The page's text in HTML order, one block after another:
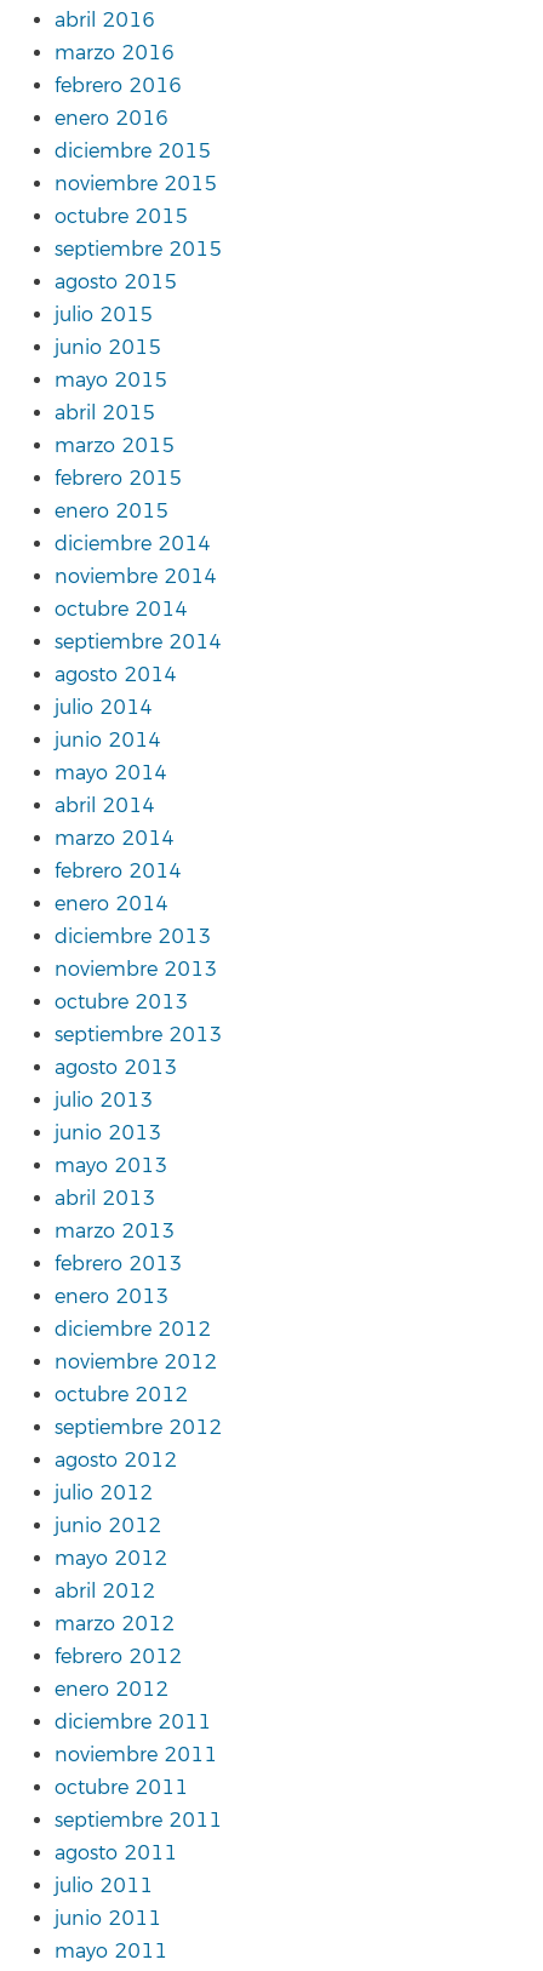
abril 2016
marzo 2016
febrero 2016
enero 2016
diciembre 2015
noviembre 2015
octubre 2015
septiembre 2015
agosto 2015
julio 2015
junio 2015
mayo 2015
abril 2015
marzo 2015
febrero 2015
enero 2015
diciembre 2014
noviembre 2014
octubre 2014
septiembre 2014
agosto 2014
julio 2014
junio 2014
mayo 2014
abril 2014
marzo 2014
febrero 2014
enero 2014
diciembre 2013
noviembre 2013
octubre 2013
septiembre 2013
agosto 2013
julio 2013
junio 2013
mayo 2013
abril 2013
marzo 2013
febrero 2013
enero 2013
diciembre 2012
noviembre 2012
octubre 2012
septiembre 2012
agosto 2012
julio 2012
junio 2012
mayo 2012
abril 2012
marzo 2012
febrero 2012
enero 2012
diciembre 2011
noviembre 2011
octubre 2011
septiembre 2011
agosto 2011
julio 2011
junio 2011
mayo 2011